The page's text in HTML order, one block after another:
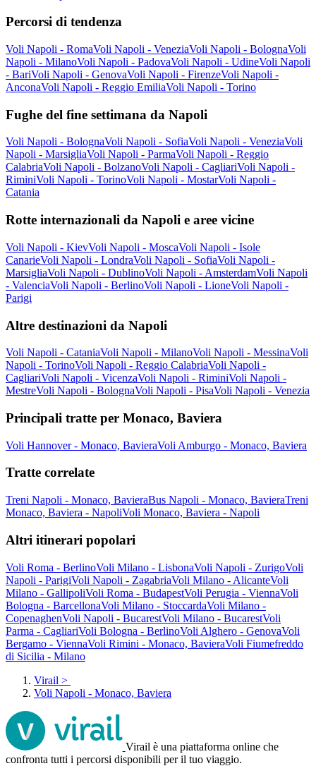
Percorsi di tendenza
Voli Napoli - RomaVoli Napoli - VeneziaVoli Napoli - BolognaVoli
Napoli - MilanoVoli Napoli - PadovaVoli Napoli - UdineVoli Napoli
- BariVoli Napoli - GenovaVoli Napoli - FirenzeVoli Napoli -
AnconaVoli Napoli - Reggio EmiliaVoli Napoli - Torino
Fughe del fine settimana da Napoli
Voli Napoli - BolognaVoli Napoli - SofiaVoli Napoli - VeneziaVoli
Napoli - MarsigliaVoli Napoli - ParmaVoli Napoli - Reggio
CalabriaVoli Napoli - BolzanoVoli Napoli - CagliariVoli Napoli -
RiminiVoli Napoli - TorinoVoli Napoli - MostarVoli Napoli -
Catania
Rotte internazionali da Napoli e aree vicine
Voli Napoli - KievVoli Napoli - MoscaVoli Napoli - Isole
CanarieVoli Napoli - LondraVoli Napoli - SofiaVoli Napoli -
MarsigliaVoli Napoli - DublinoVoli Napoli - AmsterdamVoli Napoli
- ValenciaVoli Napoli - BerlinoVoli Napoli - LioneVoli Napoli -
Parigi
Altre destinazioni da Napoli
Voli Napoli - CataniaVoli Napoli - MilanoVoli Napoli - MessinaVoli
Napoli - TorinoVoli Napoli - Reggio CalabriaVoli Napoli -
CagliariVoli Napoli - VicenzaVoli Napoli - RiminiVoli Napoli -
MestreVoli Napoli - BolognaVoli Napoli - PisaVoli Napoli - Venezia
Principali tratte per Monaco, Baviera
Voli Hannover - Monaco, BavieraVoli Amburgo - Monaco, Baviera
Tratte correlate
Treni Napoli - Monaco, BavieraBus Napoli - Monaco, BavieraTreni
Monaco, Baviera - NapoliVoli Monaco, Baviera - Napoli
Altri itinerari popolari
Voli Roma - BerlinoVoli Milano - LisbonaVoli Napoli - ZurigoVoli
Napoli - ParigiVoli Napoli - ZagabriaVoli Milano - AlicanteVoli
Milano - GallipoliVoli Roma - BudapestVoli Perugia - ViennaVoli
Bologna - BarcellonaVoli Milano - StoccardaVoli Milano -
CopenaghenVoli Napoli - BucarestVoli Milano - BucarestVoli
Parma - CagliariVoli Bologna - BerlinoVoli Alghero - GenovaVoli
Bergamo - ViennaVoli Rimini - Monaco, BavieraVoli Fiumefreddo
di Sicilia - Milano
Virail >
Voli Napoli - Monaco, Baviera
Virail è una piattaforma online che
confronta tutti i percorsi disponibili per il tuo viaggio.